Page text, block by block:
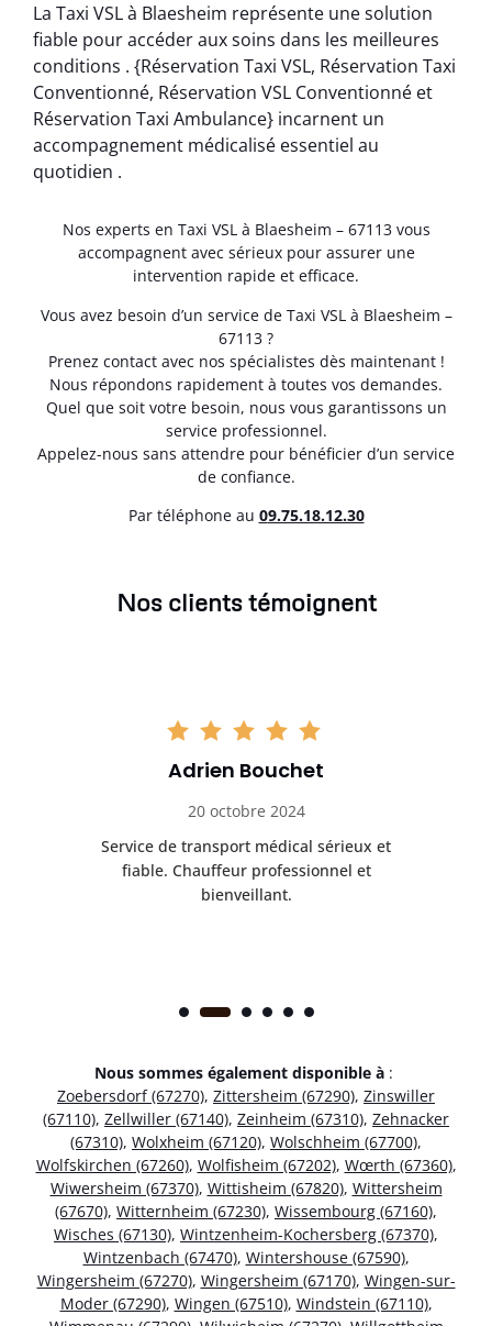
La Taxi VSL à Blaesheim représente une solution
fiable pour accéder aux soins dans les meilleures
conditions . {Réservation Taxi VSL, Réservation Taxi
Conventionné, Réservation VSL Conventionné et
Réservation Taxi Ambulance} incarnent un
accompagnement médicalisé essentiel au
quotidien .
Nos experts en Taxi VSL à Blaesheim – 67113 vous
accompagnent avec sérieux pour assurer une
intervention rapide et efficace.
Vous avez besoin d’un service de Taxi VSL à Blaesheim –
67113 ?
Prenez contact avec nos spécialistes dès maintenant !
Nous répondons rapidement à toutes vos demandes.
Quel que soit votre besoin, nous vous garantissons un
service professionnel.
Appelez-nous sans attendre pour bénéficier d’un service
de confiance.
Par téléphone au 09.75.18.12.30
Nos clients témoignent
Adrien Bouchet
20 octobre 2024
Service de transport médical sérieux et
fiable. Chauffeur professionnel et
bienveillant.
Nous sommes également disponible à :
Zoebersdorf (67270), Zittersheim (67290), Zinswiller
(67110), Zellwiller (67140), Zeinheim (67310), Zehnacker
(67310), Wolxheim (67120), Wolschheim (67700),
Wolfskirchen (67260), Wolfisheim (67202), Wœrth (67360),
Wiwersheim (67370), Wittisheim (67820), Wittersheim
(67670), Witternheim (67230), Wissembourg (67160),
Wisches (67130), Wintzenheim-Kochersberg (67370),
Wintzenbach (67470), Wintershouse (67590),
Wingersheim (67270), Wingersheim (67170), Wingen-sur-
Moder (67290), Wingen (67510), Windstein (67110),